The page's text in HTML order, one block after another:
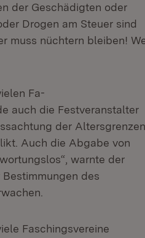
der Geschädigten oder
Drogen am Steuer sind
muss nüchtern bleiben!
Fa-
auch die Festveranstalter
der Altersgrenzen
Auch die Abgabe von
warnte der
des
Faschingsvereine